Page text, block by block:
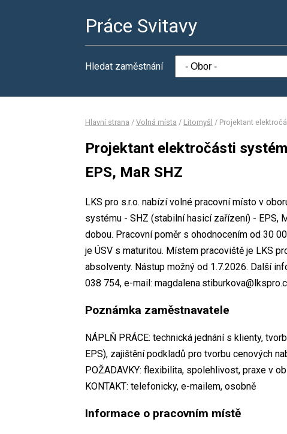
Práce Svitavy
Hledat zaměstnání
Hlavní strana / Volná místa / Litomyšl / Projektant
Projektant elektročásti
EPS, MaR SHZ
LKS pro s.r.o. nabízí volné pracovní místo v
systému - SHZ (stabilní hasicí zařízení) - EPS,
dobou. Pracovní poměr s ohodnocením od 30
je ÚSV s maturitou. Místem pracoviště je LKS
absolventy. Nástup možný od 1.7.2026. Další
038 754, e-mail:
Poznámka zaměstnavatele
NÁPLŇ PRÁCE: technická jednání s klienty,
EPS), zajištění podkladů pro tvorbu cenových
POŽADAVKY: flexibilita, spolehlivost, praxe v
KONTAKT: telefonicky, e-mailem, osobně
Informace o pracovním místě